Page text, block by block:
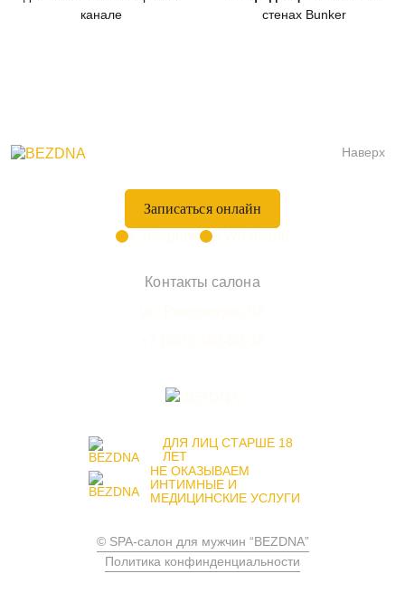
канале
стенах Bunker
Наверх
Записаться онлайн
Контакты салона
ДЛЯ ЛИЦ СТАРШЕ 18
ЛЕТ
НЕ ОКАЗЫВАЕМ
ИНТИМНЫЕ И
МЕДИЦИНСКИЕ УСЛУГИ
© SPA-салон для мужчин “BEZDNA”
Политика конфинденциальности